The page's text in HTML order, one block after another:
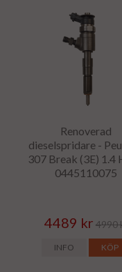
Renoverad
dieselspridare -
307 Break (3E) 1.4
0445110075
4489 kr 4990
INFO KÖP